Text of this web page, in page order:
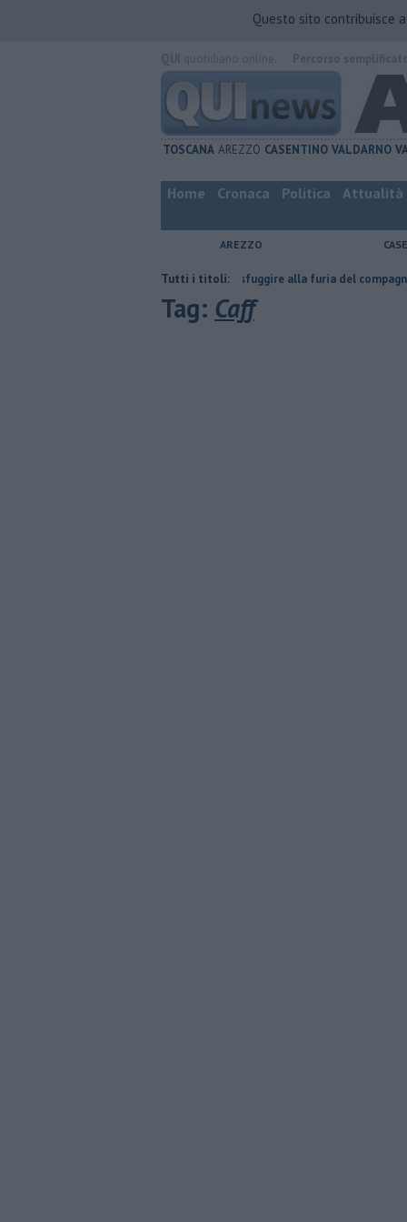
Questo sito contribuisce
TOSCANA AREZZO CASENTINO VALDARNO
Home Cronaca Politica Attualità
AREZZO
Tutti i titoli:
Nascosta in un bar per sfuggire alla furia del compagno
Tag: Caff